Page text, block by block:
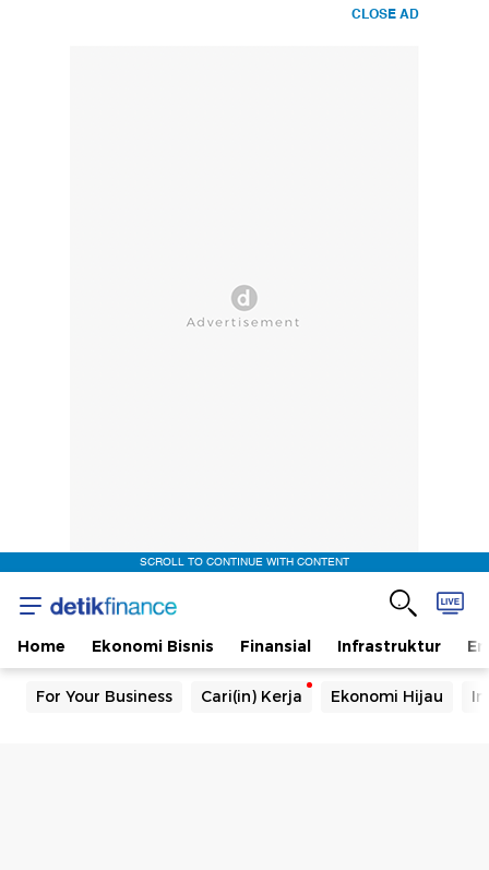
CLOSE AD
SCROLL TO CONTINUE WITH CONTENT
Home Ekonomi Bisnis Finansial Infrastruktur
For Your Business Cari(in) Kerja Ekonomi Hijau